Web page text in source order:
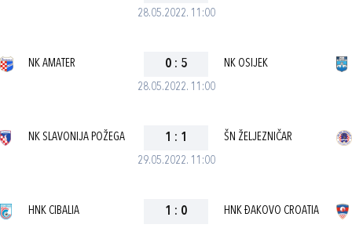
28.05.2022. 11:00
28.05.2022. 11:00
NK AMATER 0 : 5 NK OSIJEK
29.05.2022. 11:00
NK SLAVONIJA POŽEGA 1 : 1 ŠN ŽELJEZNIČAR
HNK CIBALIA 1 : 0 HNK ĐAKOVO CROATIA